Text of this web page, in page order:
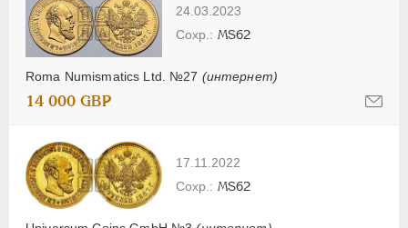
24.03.2023
Roma Numismatics Ltd. №27 (интернет)
MS62
14 000 GBP
17.11.2022
MS62